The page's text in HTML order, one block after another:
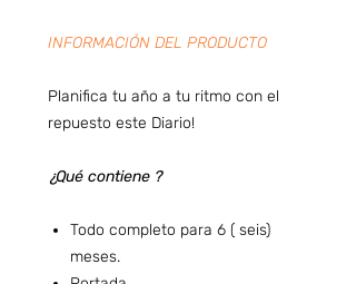
INFORMACIÓN DEL PRODUCTO
Planifica tu año a tu ritmo con el
repuesto este Diario!
¿Qué contiene ?
Todo completo para 6 ( seis)
meses.